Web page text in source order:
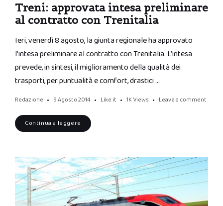
Treni: approvata intesa preliminare
al contratto con Trenitalia
Ieri, venerdì 8 agosto, la giunta regionale ha approvato
l’intesa preliminare al contratto con Trenitalia. L’intesa
prevede, in sintesi, il miglioramento della qualità dei
trasporti, per puntualità e comfort, drastici …
Redazione 9 Agosto 2014 Like it 1K Views Leave a comment
Continua a leggere